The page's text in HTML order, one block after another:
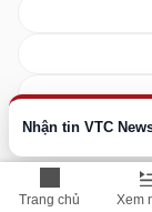
Trang chủ Xem
Nhận tin VTC